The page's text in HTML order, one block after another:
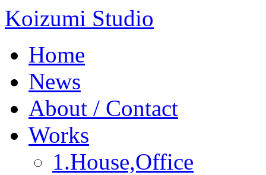
Koizumi Studio
Home
News
About / Contact
Works
1.House,Office